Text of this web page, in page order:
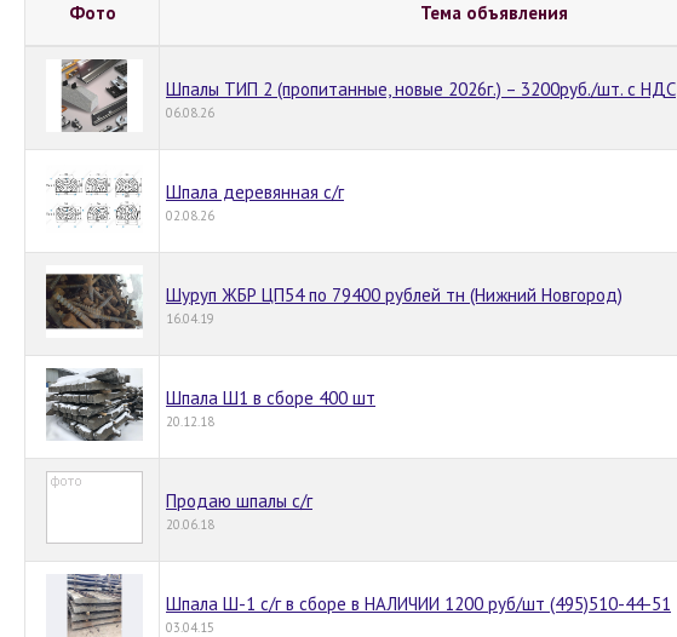
Фото Тема объявления
Шпалы ТИП 2 (пропитанные, новые 2026г.) – 3200руб./шт. с НДС
06.08.26
Шпала деревянная с/г
02.08.26
Шуруп ЖБР ЦП54 по 79400 рублей тн (Нижний Новгород)
16.04.19
Шпала Ш1 в сборе 400 шт
20.12.18
Продаю шпалы с/г
20.06.18
Шпала Ш-1 с/г в сборе в НАЛИЧИИ 1200 руб/шт (495)510-44-51
03.04.15